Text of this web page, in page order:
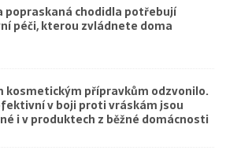
popraskaná chodidla potřebují
péči, kterou zvládnete doma
kosmetickým přípravkům odzvonilo.
v boji proti vráskám jsou
i v produktech z běžné domácnosti